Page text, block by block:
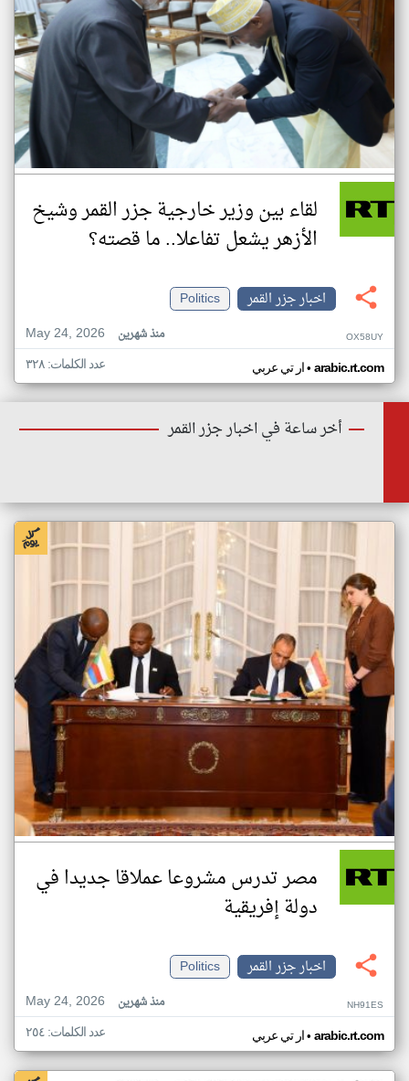
لقاء بين وزير خارجية جزر القمر وشيخ
الأزهر يشعل تفاعلا.. ما قصته؟
اخبار جزر القمر
Politics
May 24, 2026
منذ شهرين OX58UY
ار تي عربي• arabic.rt.com عدد الكلمات: ٣٢٨
أخر ساعة في اخبار جزر القمر
مصر تدرس مشروعا عملاقا جديدا في
دولة إفريقية
اخبار جزر القمر
Politics
May 24, 2026
منذ شهرين NH91ES
ار تي عربي• arabic.rt.com عدد الكلمات: ٢٥٤